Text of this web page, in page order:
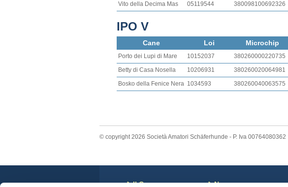
Vito della Decima Mas
05119544 380098100692326
IPO V
Cane Loi Microchip
Porto dei Lupi di Mare 10152037 380260000220735
Betty di Casa Nosella
10206931 380260020064981
Bosko della Fenice Nera 1034593 380260040063575
© copyright 2026 Società Amatori Schäferhunde - P. Iva 00764080362
Il Cane News